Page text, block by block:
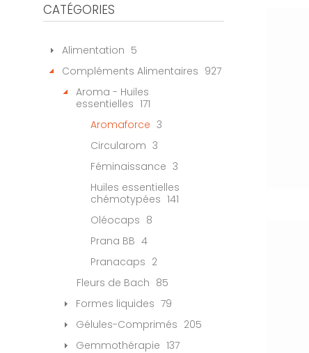
CATÉGORIES
Alimentation 5
Compléments Alimentaires 927
Aroma - Huiles
essentielles 171
Aromaforce 3
Circularom 3
Féminaissance 3
Huiles essentielles
chémotypées 141
Oléocaps 8
Prana BB 4
Pranacaps 2
Fleurs de Bach 85
Formes liquides 79
Gélules-Comprimés 205
Gemmothérapie 137